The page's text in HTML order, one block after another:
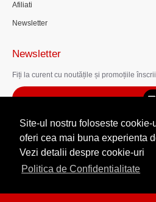
Site-ul nostru foloseste cookie-
oferi cea mai buna experienta
Vezi detalii despre cookie-uri
Politica de Confidentialitate
Afiliati
Newsletter
Newsletter
Fiți la curent cu noutățile și promoțiile
Am citit şi sunt de acord cu Politica de
Copyright © 2022 LaurettaDesign.ro |